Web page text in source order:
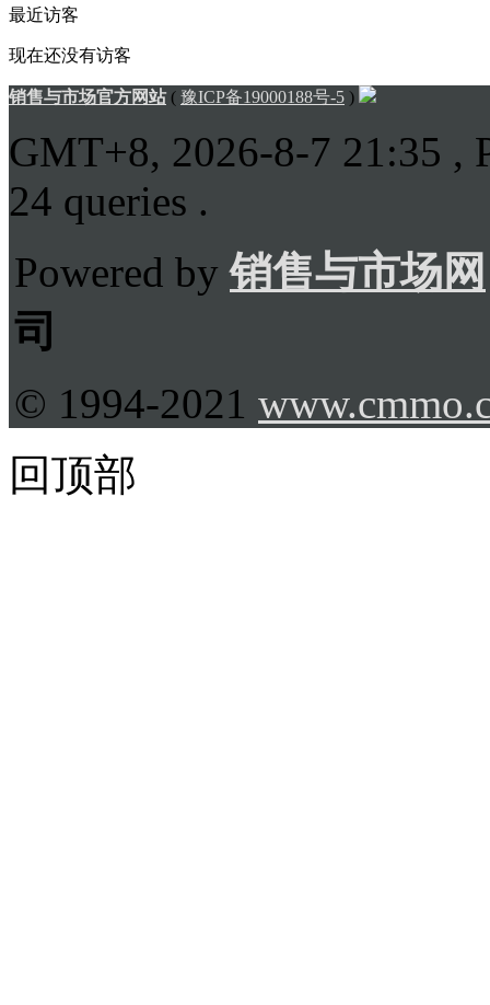
最近访客
现在还没有访客
销售与市场官方网站( 豫ICP备19000188号-5 )
GMT+8, 2026-8-7 21:35 ,
24 queries .
Powered by销售与市场网
司
© 1994-2021
回顶部